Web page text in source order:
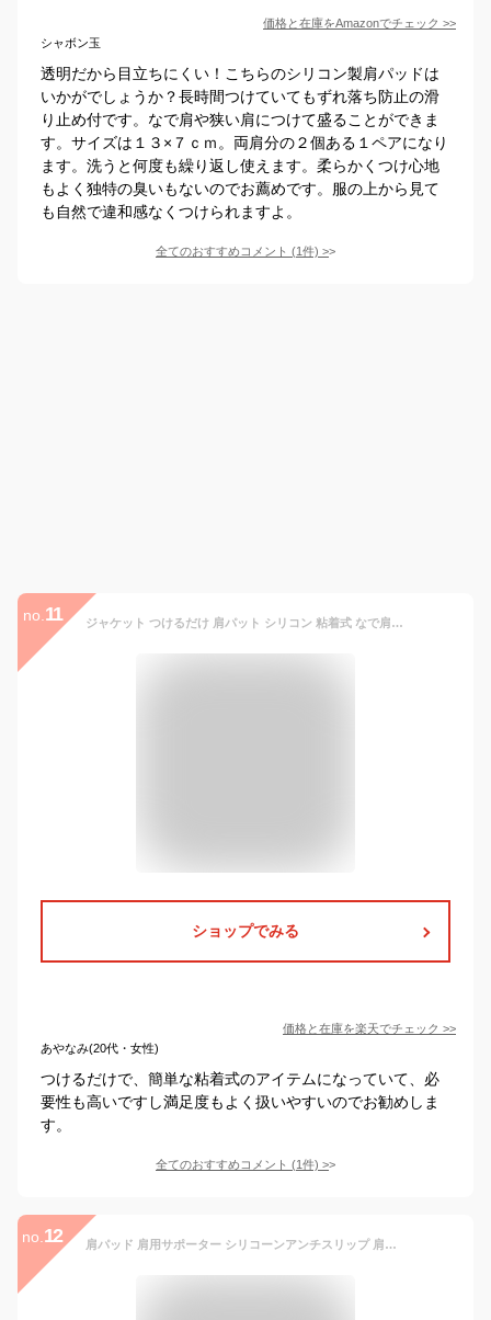
価格と在庫をAmazonでチェック >>
シャボン玉
透明だから目立ちにくい！こちらのシリコン製肩パッドは
いかがでしょうか？長時間つけていてもずれ落ち防止の滑
り止め付です。なで肩や狭い肩につけて盛ることができま
す。サイズは１３×７ｃｍ。両肩分の２個ある１ペアになり
ます。洗うと何度も繰り返し使えます。柔らかくつけ心地
もよく独特の臭いもないのでお薦めです。服の上から見て
も自然で違和感なくつけられますよ。
全てのおすすめコメント (1件) >
no. 11 ジャケット つけるだけ 肩パット シリコン 粘着式 なで肩対策 シームレス ボディメイク なで肩 男装 肩パッド
ショップでみる
価格と在庫を楽天でチェック >>
あやなみ(20代・女性)
つけるだけで、簡単な粘着式のアイテムになっていて、必
要性も高いですし満足度もよく扱いやすいのでお勧めしま
す。
全てのおすすめコメント (1件) >
no. 12 肩パッド 肩用サポーター シリコーンアンチスリップ 肩パッド なで肩用 小顔 ボディメイク 肩対策 レ落ち防止 細肩補正 直角肩型 隠形肩パッド 太い肩サポート スーツ ドレス ジャケット 着物 和装 男装コスに必須！